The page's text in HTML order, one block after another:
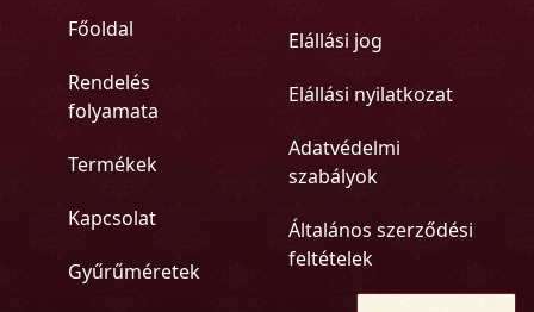
Főoldal
Rendelés
folyamata
Termékek
Kapcsolat
Gyűrűméretek
Elállási jog
Elállási nyilatkozat
Adatvédelmi
szabályok
Általános szerződési
feltételek